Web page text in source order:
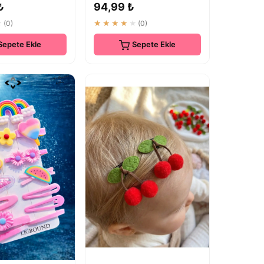
(0)
Ekle
94,99 ₺
★★★★★ (0)
Sepete Ekle